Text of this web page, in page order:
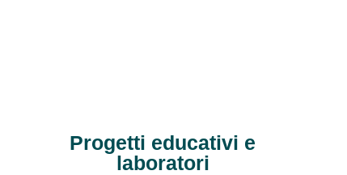
Progetti educativi e
laboratori